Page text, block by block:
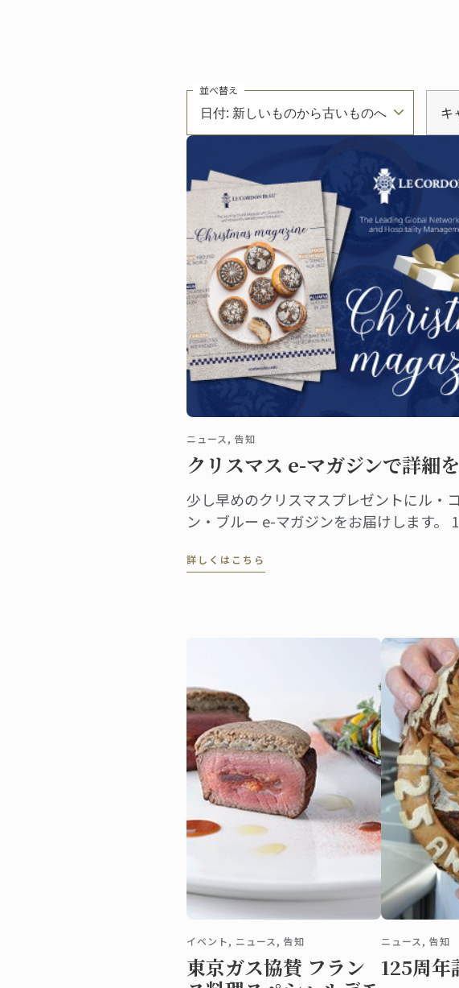
日付: 新しいものから古いものへ
並べ替え
キ
ニュース, 告知
クリスマス e-マガジンで詳細
少し早めのクリスマスプレゼントにル・
ン・ブルー e-マガジンをお届けします。
ルドン・ブルー。 料理の出版物が始まりの
詳しくはこちら
イベント, ニュース, 告知
東京ガス協賛 フラン
ニュース, 告知
125周年